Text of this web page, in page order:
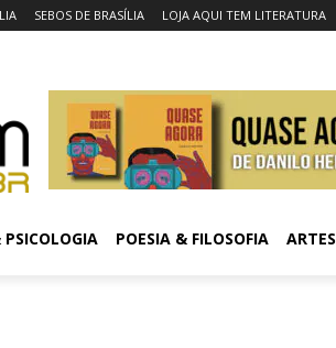
SEBOS DE BRASÍLIA LOJA AQUI TEM LITERATURA
POESIA & FILOSOFIA ARTES